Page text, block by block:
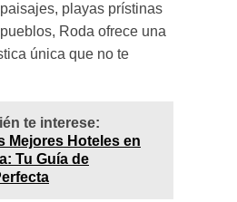
playas prístinas
Roda ofrece una
única que no te
te interese:
Mejores Hoteles en
Tu Guía de